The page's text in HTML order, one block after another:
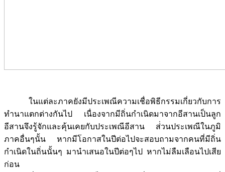
ในแต่ละภาคยังมีประเพณีความเชื่อพิธีกรรมเกี่ยวกับการ
ทำนาแตกต่างกันไป เนื่องจากมีถิ่นกำเนิดมาจากอีสานเป็นลูก
อีสานจึงรู้จักและคุ้นเคยกับประเพณีอีสาน ส่่วนประเพณีในภูมิ
ภาคอื่นๆนั้น หากมีโอกาสในปีต่อไปจะสอบถามจากคนที่มีถิ่น
กำเนิดในถิ่นนั้นๆ มานำเสนอในปีต่อๆไป หากไม่ลืมเลือนไปเสีย
ก่อน